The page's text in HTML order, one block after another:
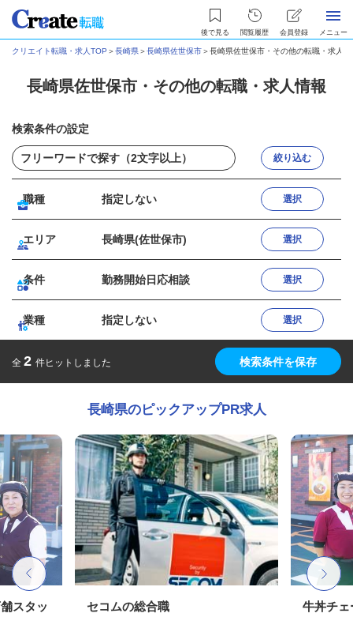
後で見る 閲覧履歴 会員登録 メニュー
クリエイト転職・求人TOP ＞長崎県＞長崎県佐世保市＞長崎県佐世保市・その他の転職・求人情
長崎県佐世保市・その他の転職・求人情報
検索条件の設定
絞り込む
職種 指定しない 選択
エリア 長崎県(佐世保市) 選択
条件 勤務開始日応相談 選択
業種 指定しない 選択
全 2 件ヒットしました 検索条件を保存
長崎県のピックアップPR求人
スタッ セコムの総合職
牛丼チェ